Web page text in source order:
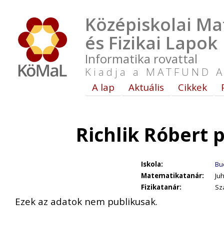
Középiskolai
és Fizikai Lapok
Informatika rovattal
Kiadja a MATFUND
A lap Aktuális Cikkek
Richlik Róbert
Iskola:
Matematikatanár:
Fizikatanár:
Ezek az adatok nem publikusak.